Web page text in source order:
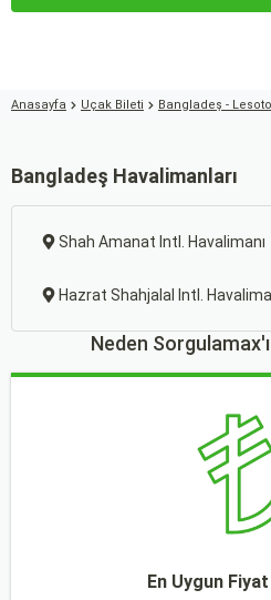
Anasayfa Uçak Bileti Bangladeş - Lesoto
Bangladeş Havalimanları
Shah Amanat Intl. Havalimanı
Hazrat Shahjalal Intl.
Neden
En Uygun